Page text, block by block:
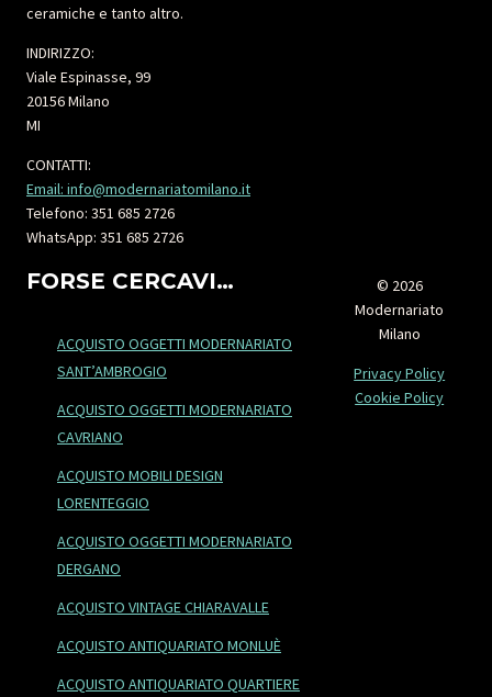
ceramiche e tanto altro.
INDIRIZZO:
Viale Espinasse, 99
20156 Milano
MI
CONTATTI:
Email: info@modernariatomilano.it
Telefono: 351 685 2726
WhatsApp: 351 685 2726
FORSE CERCAVI…
ACQUISTO OGGETTI MODERNARIATO
SANT’AMBROGIO
ACQUISTO OGGETTI MODERNARIATO
CAVRIANO
ACQUISTO MOBILI DESIGN
LORENTEGGIO
ACQUISTO OGGETTI MODERNARIATO
DERGANO
ACQUISTO VINTAGE CHIARAVALLE
ACQUISTO ANTIQUARIATO MONLUÈ
ACQUISTO ANTIQUARIATO QUARTIERE
© 2026
Modernariato
Milano
Privacy Policy
Cookie Policy